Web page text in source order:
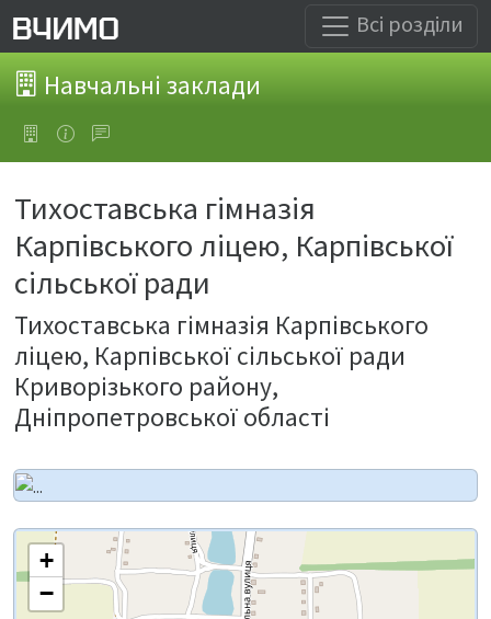
Всі розділи
Навчальні заклади
Тихоставська гімназія
Карпівського ліцею, Карпівської
сільської ради
Тихоставська гімназія Карпівського
ліцею, Карпівської сільської ради
Криворізького району,
Дніпропетровської області
+
−